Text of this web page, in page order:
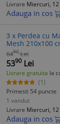
Livrare Miercuri, 12
Adauga in cos
3 x Perdea cu
Mesh 210x100
Tantari - Usa,
6490 Lei
5390 Lei
Livrare gratuita la
(1)
Primesti 54 puncte
1 vandut
Livrare Miercuri, 12
Adauga in cos